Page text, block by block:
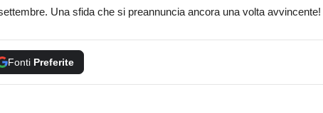
Una sfida che si preannuncia ancora una volta avvincente!
Fonti Preferite